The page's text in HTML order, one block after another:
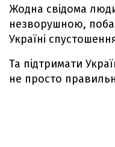
Жодна свідома
незворушною,
Україні
Та підтримати
не просто